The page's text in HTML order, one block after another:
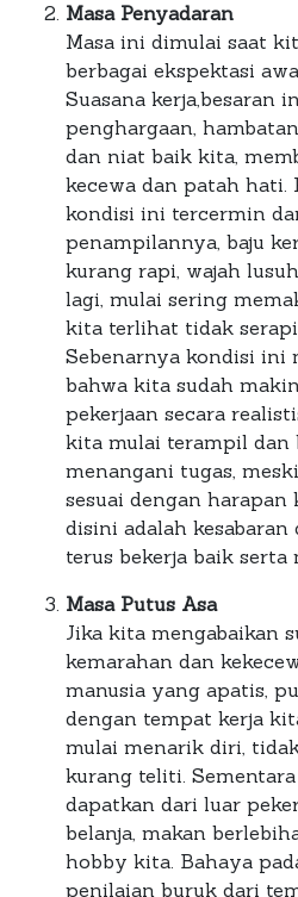
Masa Penyadaran
Masa ini dimulai saat
berbagai ekspektasi
Suasana kerja,besaran
penghargaan,
dan niat baik kita,
kecewa dan patah hati.
kondisi ini tercermin
penampilannya, baju
kurang rapi, wajah
lagi, mulai sering
kita terlihat tidak
Sebenarnya kondisi ini
bahwa kita sudah
pekerjaan secara
kita mulai terampil dan
menangani tugas,
sesuai dengan
disini adalah
terus bekerja baik serta
Masa Putus Asa
Jika kita mengabaikan
kemarahan dan
manusia yang apatis,
dengan tempat kerja
mulai menarik diri,
kurang teliti.
dapatkan dari luar
belanja, makan
hobby kita. Bahaya
penilaian buruk dari